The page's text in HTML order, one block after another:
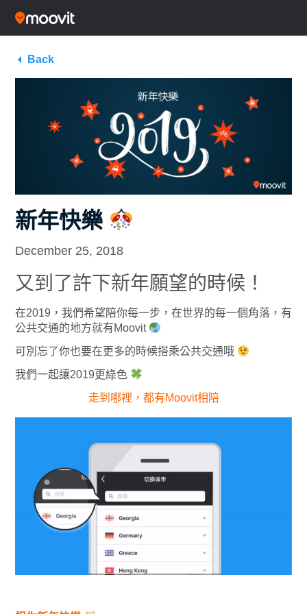
Back
新年快樂
December 25, 2018
又到了許下新年願望的時候！
在2019，我們希望陪你每一步，在世界的每一個角落，有
公共交通的地方就有Moovit
可別忘了你也要在更多的時候搭乘公共交通哦
我們一起讓2019更綠色
走到哪裡，都有Moovit相陪